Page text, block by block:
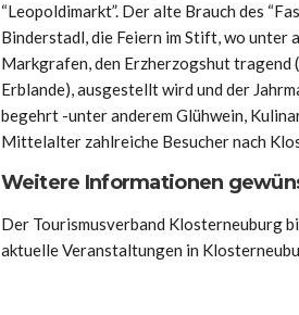
“Leopoldimarkt”. Der alte Brauch des
Binderstadl, die Feiern im Stift, wo unter
Markgrafen, den Erzherzogshut tragend
Erblande), ausgestellt wird und der
begehrt -unter anderem Glühwein,
Mittelalter zahlreiche Besucher nach
Weitere Informationen
Der Tourismusverband Klosterneuburg
aktuelle Veranstaltungen in